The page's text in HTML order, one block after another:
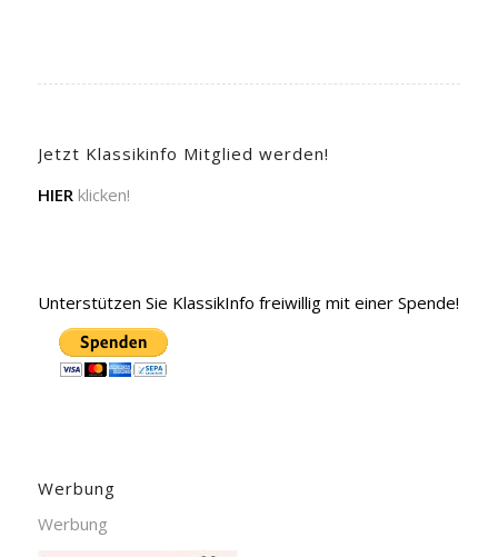
Jetzt Klassikinfo Mitglied werden!
HIER klicken!
Unterstützen Sie KlassikInfo freiwillig mit einer Spende!
Werbung
Werbung